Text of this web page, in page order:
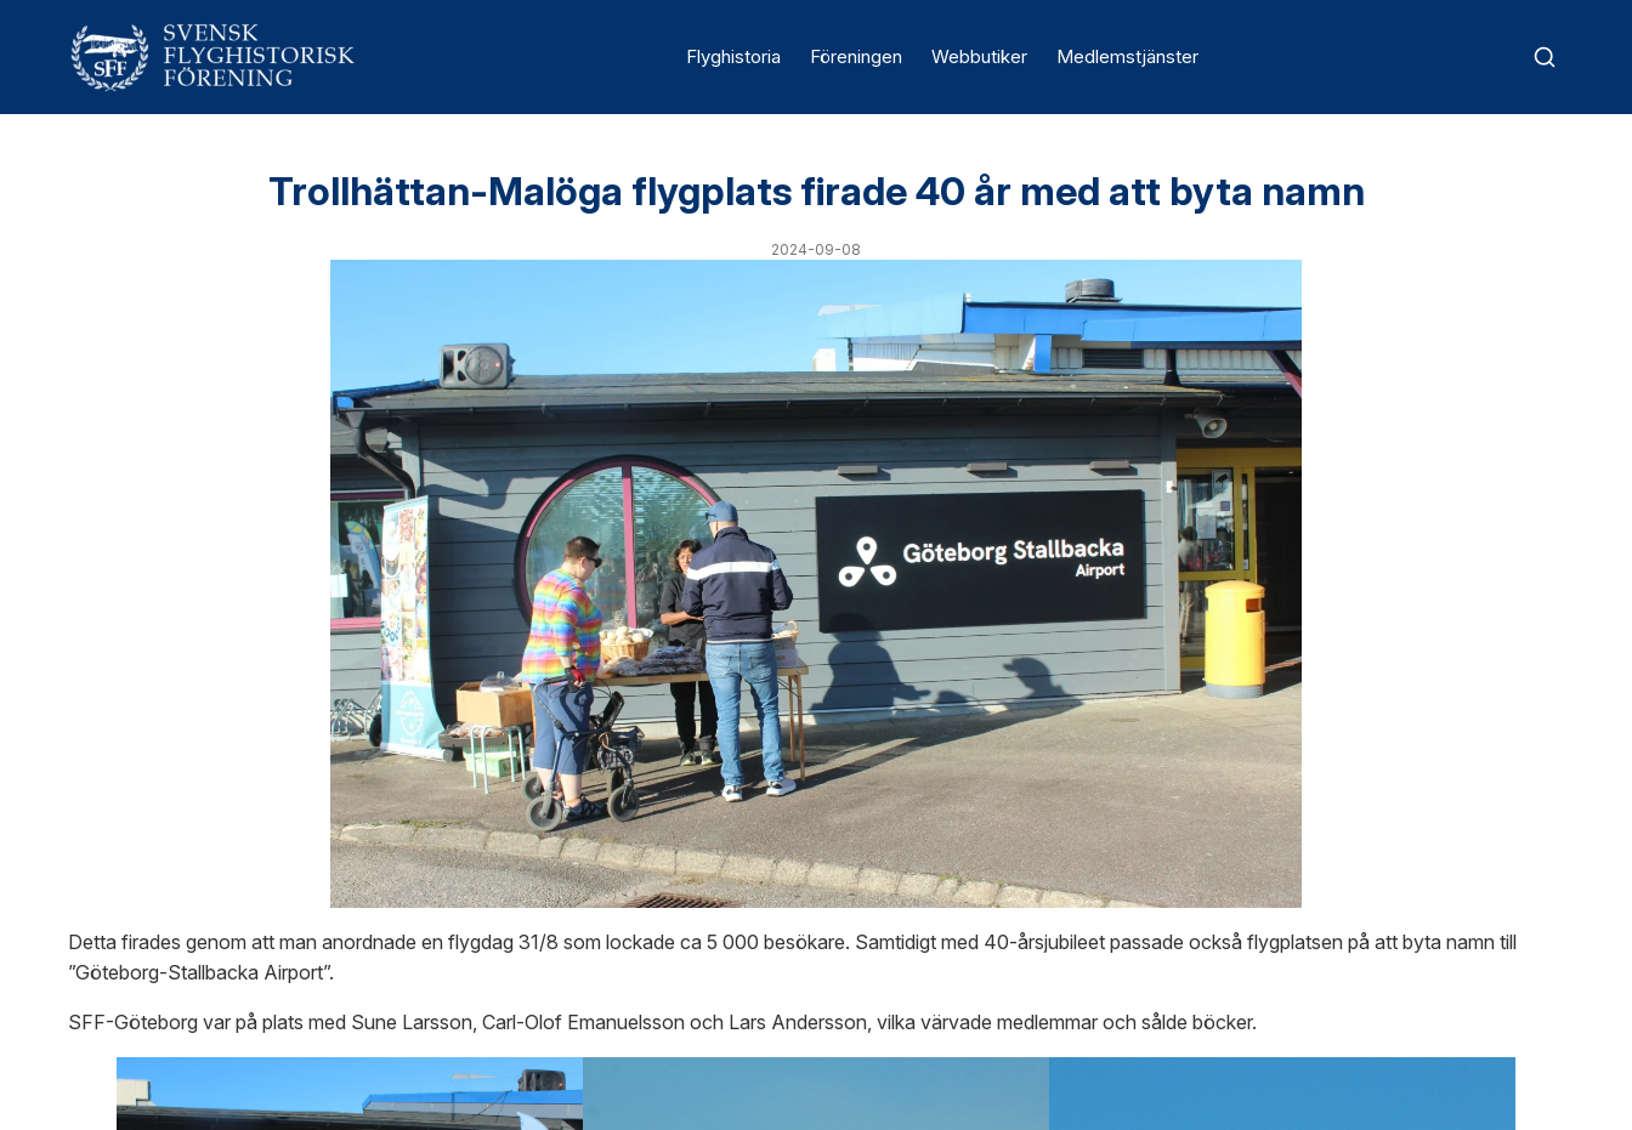
Flyghistoria Föreningen Webbutiker Medlemstjänster
Trollhättan-Malöga flygplats firade 40 år med att byta namn
2024-09-08
Detta firades genom att man anordnade en flygdag 31/8 som lockade ca 5 000 besökare. Samtidigt med 40-årsjubileet passade också flygplatsen på att byta namn till
”Göteborg-Stallbacka Airport”.
SFF-Göteborg var på plats med Sune Larsson, Carl-Olof Emanuelsson och Lars Andersson, vilka värvade medlemmar och sålde böcker.